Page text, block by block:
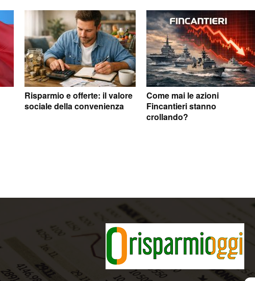
Risparmio e offerte: il valore
sociale della convenienza
Come mai le azioni
Fincantieri stanno
crollando?